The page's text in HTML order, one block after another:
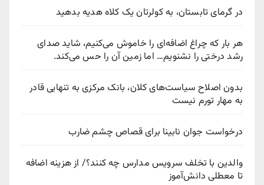
گرمای تابستان، به کولرتان یک کلاه هدیه بدهید
بار که چراغ اضافه‌ای را خاموش می‌کنیم، شاید صدای
درختی را نشنویم… اما زمین آن را حس می‌کند.
اصلاح سیاست‌های کلان، بانک مرکزی به تنهایی قادر
مهار تورم نیست
جوان نابینا برای قصاص چشم ضارب
با تخلف سرویس مدارس چه کنند؟/ از هزینه اضافه
معطلی دانش‌آموز